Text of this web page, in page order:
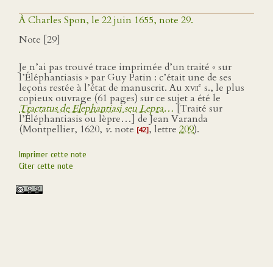
À Charles Spon, le 22 juin 1655, note 29.
Note [29]
Je n’ai pas trouvé trace imprimée d’un traité « sur
l’Éléphantiasis » par Guy Patin : c’était une de ses
leçons restée à l’état de manuscrit. Au xviie s., le plus
copieux ouvrage (61 pages) sur ce sujet a été le
Tractatus de Elephantiasi seu Lepra…[Traité sur
l’Éléphantiasis ou lèpre…] de Jean Varanda
(Montpellier, 1620, v. note [42], lettre 209).
Imprimer cette note
Citer cette note